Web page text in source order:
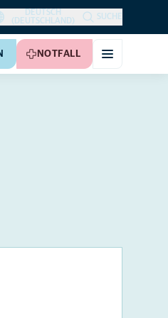
DEUTSCH
(DEUTSCHLAND)
SUCHE
NOTFALL